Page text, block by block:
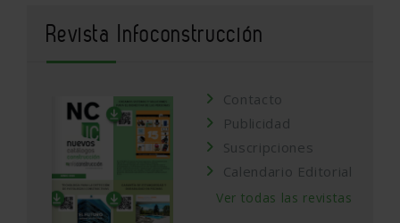
Revista Infoconstrucción
Contacto
Publicidad
Suscripciones
Calendario Editorial
Ver todas las revistas